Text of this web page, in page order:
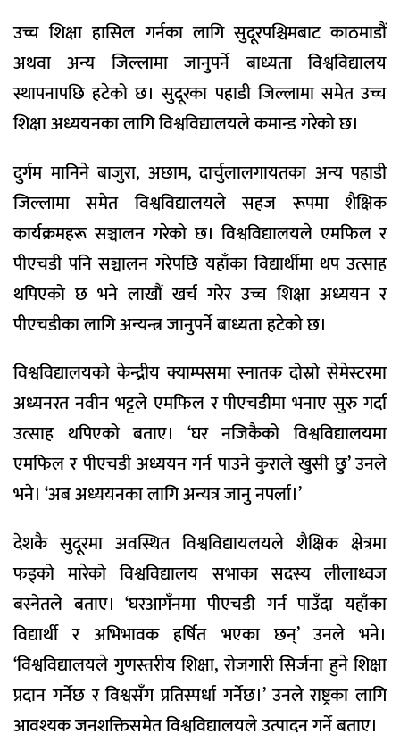
उच्च शिक्षा हासिल गर्नका लागि सुदूरपश्चिमबाट काठमाडौं
अथवा अन्य जिल्लामा जानुपर्ने बाध्यता विश्वविद्यालय
स्थापनापछि हटेको छ। सुदूरका पहाडी जिल्लामा समेत उच्च
शिक्षा अध्ययनका लागि विश्वविद्यालयले कमान्ड गरेको छ।
दुर्गम मानिने बाजुरा, अछाम, दार्चुलालगायतका अन्य पहाडी
जिल्लामा समेत विश्वविद्यालयले सहज रूपमा शैक्षिक
कार्यक्रमहरू सञ्चालन गरेको छ। विश्वविद्यालयले एमफिल र
पीएचडी पनि सञ्चालन गरेपछि यहाँका विद्यार्थीमा थप उत्साह
थपिएको छ भने लाखौं खर्च गरेर उच्च शिक्षा अध्ययन र
पीएचडीका लागि अन्यन्त्र जानुपर्ने बाध्यता हटेको छ।
विश्वविद्यालयको केन्द्रीय क्याम्पसमा स्नातक दोस्रो सेमेस्टरमा
अध्यनरत नवीन भट्टले एमफिल र पीएचडीमा भनाए सुरु गर्दा
उत्साह थपिएको बताए। ‘घर नजिकैको विश्वविद्यालयमा
एमफिल र पीएचडी अध्ययन गर्न पाउने कुराले खुसी छु’ उनले
भने। ‘अब अध्ययनका लागि अन्यत्र जानु नपर्ला।’
देशकै सुदूरमा अवस्थित विश्वविद्यायलयले शैक्षिक क्षेत्रमा
फड्को मारेको विश्वविद्यालय सभाका सदस्य लीलाध्वज
बस्नेतले बताए। ‘घरआगँनमा पीएचडी गर्न पाउँदा यहाँका
विद्यार्थी र अभिभावक हर्षित भएका छन्’ उनले भने।
‘विश्वविद्यालयले गुणस्तरीय शिक्षा, रोजगारी सिर्जना हुने शिक्षा
प्रदान गर्नेछ र विश्वसँग प्रतिस्पर्धा गर्नेछ।’ उनले राष्ट्रका लागि
आवश्यक जनशक्तिसमेत विश्वविद्यालयले उत्पादन गर्ने बताए।